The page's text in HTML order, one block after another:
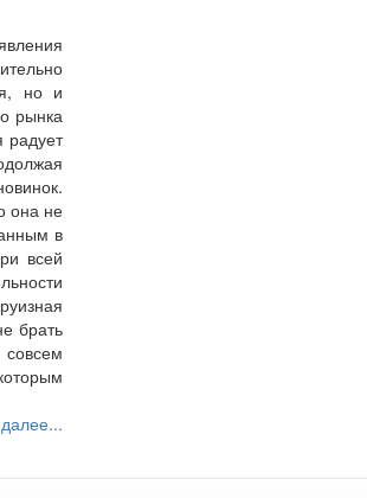
но и
рынка
радует
она не
в
всей
брать